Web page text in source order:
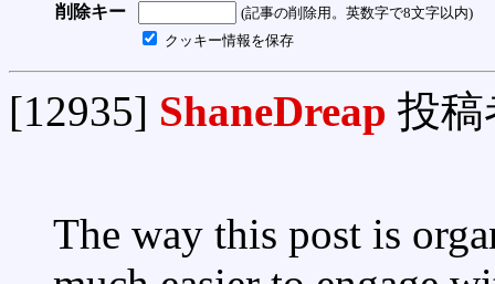
削除キー
(記事の削除用。英数字で8文字以内)
クッキー情報を保存
[12935] ShaneDreap 投稿
The way this post is